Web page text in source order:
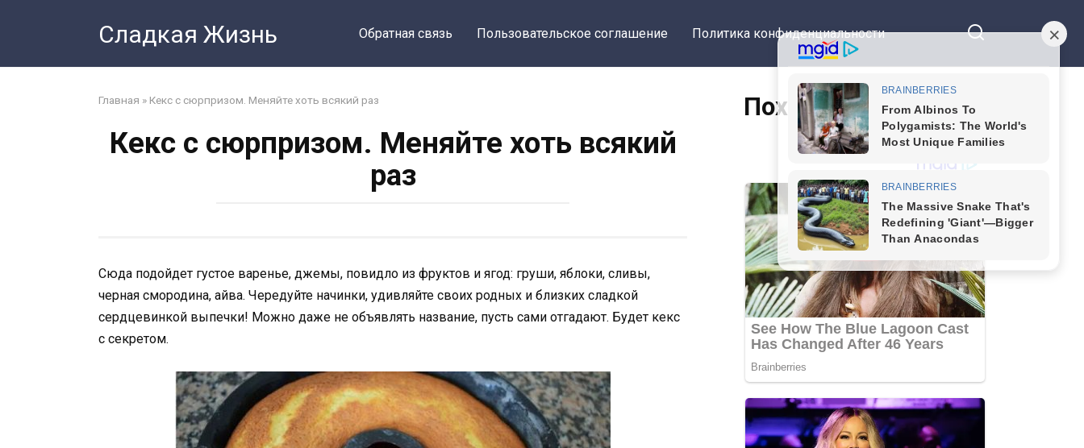
Сладкая Жизнь Обратная связь Пользовательское соглашение Политика конфиденциальности
Главная » Кекс с сюрпризом. Меняйте хоть всякий раз
Кекс с сюрпризом. Меняйте хоть всякий
раз
Сюда подойдет густое варенье, джемы, повидло из фруктов и ягод: груши, яблоки, сливы,
черная смородина, айва. Чередуйте начинки, удивляйте своих родных и близких сладкой
сердцевинкой выпечки! Можно даже не объявлять название, пусть сами отгадают. Будет кекс
с секретом.
Похожие статьи